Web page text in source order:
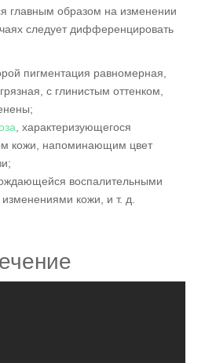
главным образом на изменении
следует дифференцировать
пигментация равномерная,
с глинистым оттенком,
, характеризующегося
кожи, напоминающим цвет
воспалительными
кожи, и т. д.